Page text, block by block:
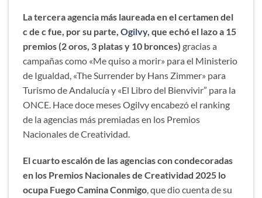
La tercera agencia más laureada en el certamen del
c de c fue, por su parte, Ogilvy, que echó el lazo a 15
premios (2 oros, 3 platas y 10 bronces) gracias a
campañas como «Me quiso a morir» para el Ministerio
de Igualdad, «The Surrender by Hans Zimmer» para
Turismo de Andalucía y «El Libro del Bienvivir” para la
ONCE. Hace doce meses Ogilvy encabezó el ranking
de la agencias más premiadas en los Premios
Nacionales de Creatividad.
El cuarto escalón de las agencias con condecoradas
en los Premios Nacionales de Creatividad 2025 lo
ocupa Fuego Camina Conmigo, que dio cuenta de su